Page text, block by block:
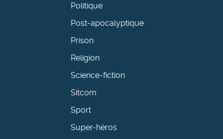
Politique
Post-apocalyptique
Prison
Religion
Science-fiction
Sitcom
Sport
Super-héros